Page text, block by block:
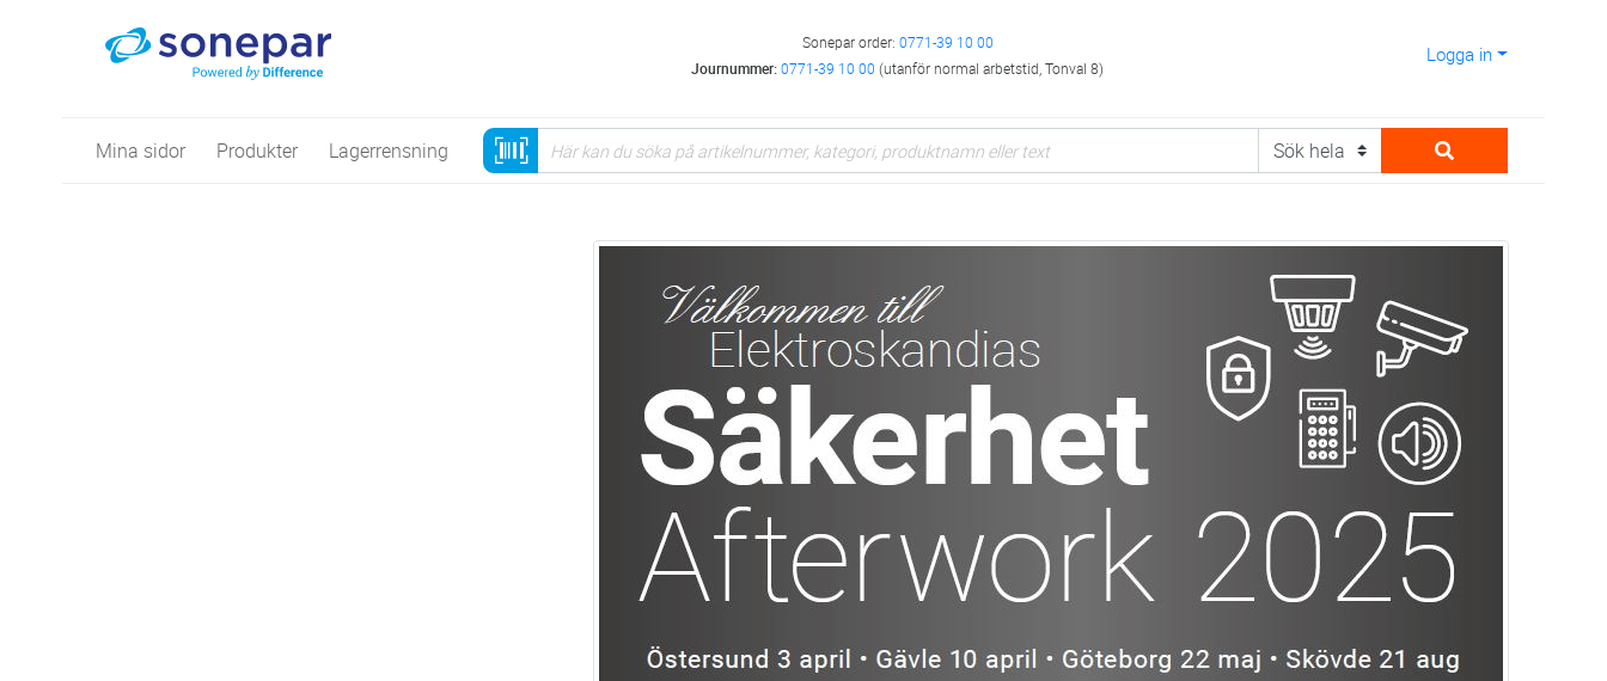
Sonepar order: 0771-39 10 00
Journummer:0771-39 10 00 (utanför normal arbetstid, Tonval 8)
Logga in
Mina sidor Produkter Lagerrensning